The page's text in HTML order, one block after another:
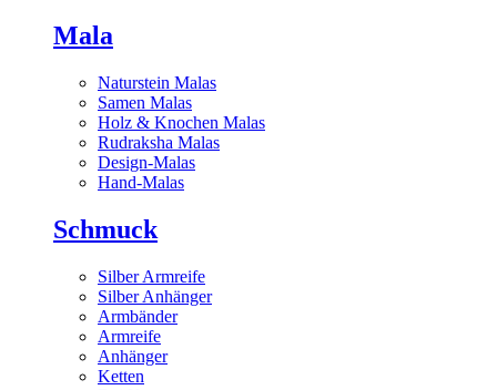
Mala
Naturstein Malas
Samen Malas
Holz & Knochen Malas
Rudraksha Malas
Design-Malas
Hand-Malas
Schmuck
Silber Armreife
Silber Anhänger
Armbänder
Armreife
Anhänger
Ketten